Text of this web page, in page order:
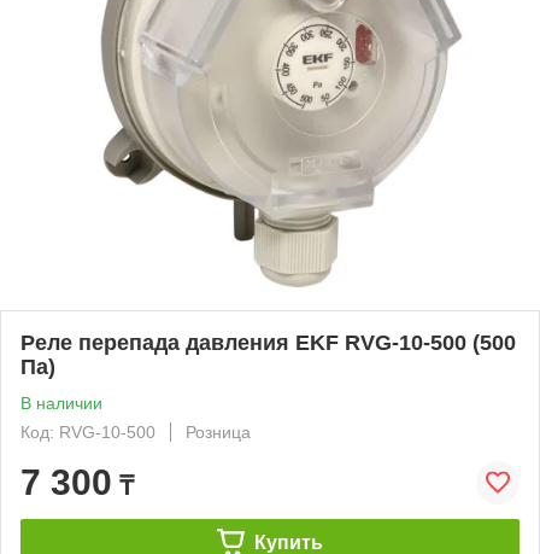
Реле перепада давления EKF RVG-10-500 (500
Па)
В наличии
Код: RVG-10-500
Розница
7 300 ₸
Купить